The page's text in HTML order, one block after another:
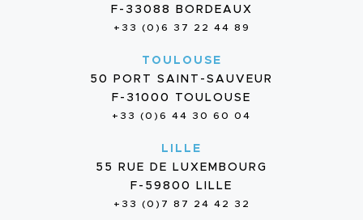
F-33088 BORDEAUX
+33 (0)6 37 22 44 89
TOULOUSE
50 PORT SAINT-SAUVEUR
F-31000 TOULOUSE
+33 (0)6 44 30 60 04
LILLE
55 RUE DE LUXEMBOURG
F-59800 LILLE
+33 (0)7 87 24 42 32